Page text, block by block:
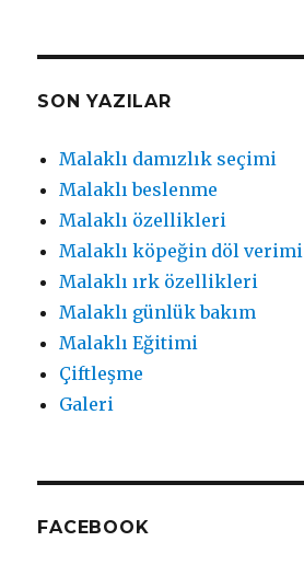
SON YAZILAR
Malaklı damızlık seçimi
Malaklı beslenme
Malaklı özellikleri
Malaklı köpeğin döl verimi
Malaklı ırk özellikleri
Malaklı günlük bakım
Malaklı Eğitimi
Çiftleşme
Galeri
FACEBOOK